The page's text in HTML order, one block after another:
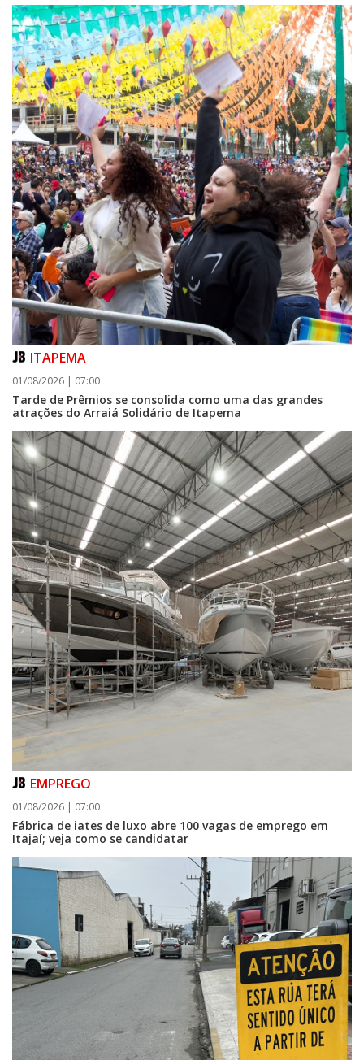
06/08/2026 | 07:00
Inscrições para a exploração da gastronomia do 14º Acampamento
Farroupilha estão abertas
CAMBORIÚ
06/08/2026 | 07:00
Camboriú: exposição de arte transforma o Paço Municipal em um espaço
de cultura
ITAPEMA
01/08/2026 | 07:00
Tarde de Prêmios se consolida como uma das grandes
atrações do Arraiá Solidário de Itapema
EMPREGO
01/08/2026 | 07:00
Fábrica de iates de luxo abre 100 vagas de emprego em
Itajaí; veja como se candidatar